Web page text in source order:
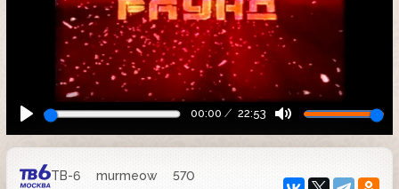
00:00 22:53
ТВ-6 murmeow
570